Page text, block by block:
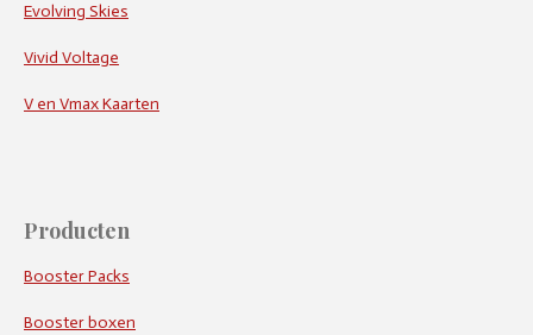
Evolving Skies
Vivid Voltage
V en Vmax Kaarten
Producten
Booster Packs
Booster boxen